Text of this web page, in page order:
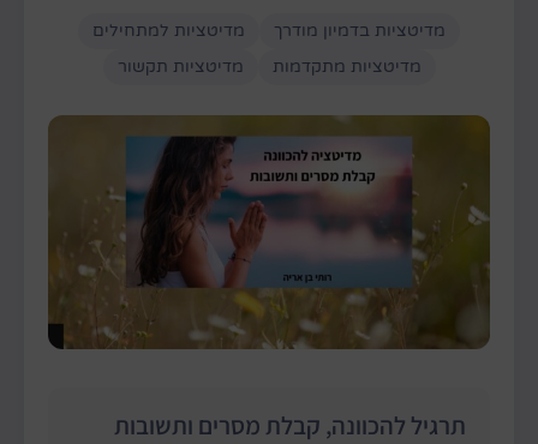
מדיטציות בדמיון מודרך
מדיטציות למתחילים
מדיטציות מתקדמות
מדיטציות תקשור
תרגיל להכוונה, קבלת מסרים ותשובות